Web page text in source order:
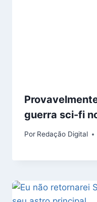
guerra sci-fi
Por Redação Digital